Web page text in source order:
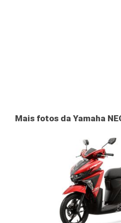
Mais fotos da Yamaha